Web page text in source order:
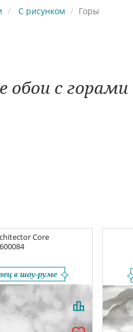
С рисунком Горы
обои с горами
Core